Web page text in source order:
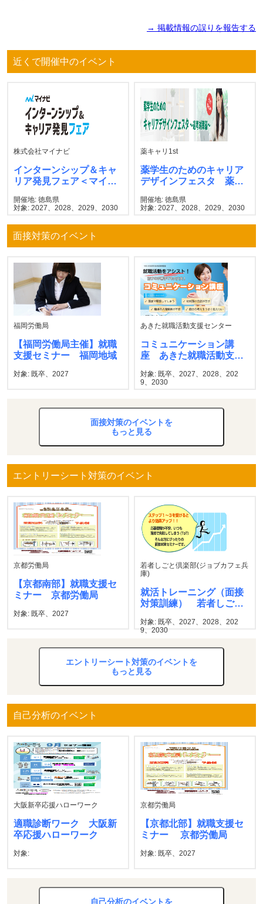
→ 掲載情報の誤りを報告する
近くで開催中のイベント
株式会社マイナビ
インターンシップ＆キャ
リア発見フェア＜マイナ
開催地: 徳島県
対象: 2027、2028、2029、2030
薬キャリ1st
薬学生のためのキャリア
デザインフェスタ 薬キ
開催地: 徳島県
対象: 2027、2028、2029、2030
面接対策のイベント
福岡労働局
【福岡労働局主催】就職
支援セミナー 福岡地域
対象: 既卒、2027
あきた就職活動支援センター
コミュニケーション講
座 あきた就職活動支援
対象: 既卒、2027、2028、202
9、2030
面接対策のイベントを
もっと見る
エントリーシート対策のイベント
京都労働局
【京都南部】就職支援セ
ミナー 京都労働局
対象: 既卒、2027
若者しごと倶楽部(ジョブカフェ兵
庫)
就活トレーニング（面接
対策訓練） 若者しごと
対象: 既卒、2027、2028、202
9、2030
エントリーシート対策のイベントを
もっと見る
自己分析のイベント
大阪新卒応援ハローワーク
適職診断ワーク 大阪新
卒応援ハローワーク
対象:
京都労働局
【京都北部】就職支援セ
ミナー 京都労働局
対象: 既卒、2027
自己分析のイベントを